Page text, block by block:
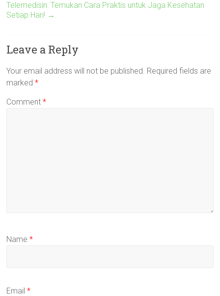
Telemedisin: Temukan Cara Praktis untuk Jaga Kesehatan
Setiap Hari! →
Leave a Reply
Your email address will not be published. Required fields are
marked*
Comment*
Name*
Email*